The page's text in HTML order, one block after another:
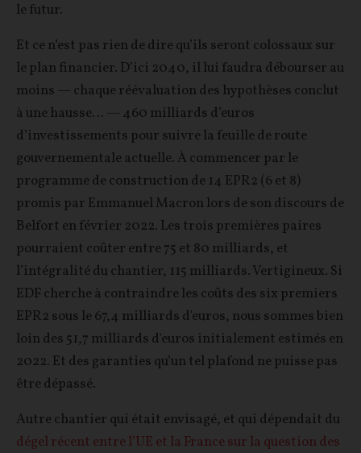
le futur.
Et ce n’est pas rien de dire qu’ils seront colossaux sur
le plan financier. D’ici 2040, il lui faudra débourser au
moins — chaque réévaluation des hypothèses conclut
à une hausse… — 460 milliards d’euros
d’investissements pour suivre la feuille de route
gouvernementale actuelle. À commencer par le
programme de construction de 14 EPR2 (6 et 8)
promis par Emmanuel Macron lors de son discours de
Belfort en février 2022. Les trois premières paires
pourraient coûter entre 75 et 80 milliards, et
l’intégralité du chantier, 115 milliards. Vertigineux. Si
EDF cherche à contraindre les coûts des six premiers
EPR2 sous le 67,4 milliards d'euros, nous sommes bien
loin des 51,7 milliards d'euros initialement estimés en
2022. Et des garanties qu’un tel plafond ne puisse pas
être dépassé.
Autre chantier qui était envisagé, et qui dépendait du
dégel récent entre l’UE et la France sur la question des